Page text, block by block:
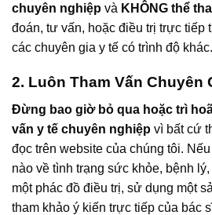
chuyên nghiệp và KHÔNG thể
đoán, tư vấn, hoặc điều trị trực tiếp
các chuyên gia y tế có trình độ khác.
2. Luôn Tham Vấn Chuyên
Đừng bao giờ bỏ qua hoặc trì
vấn y tế chuyên nghiệp vì bất cứ
đọc trên website của chúng tôi.
nào về tình trạng sức khỏe, bệnh
một phác đồ điều trị, sử dụng một
tham khảo ý kiến trực tiếp của bác